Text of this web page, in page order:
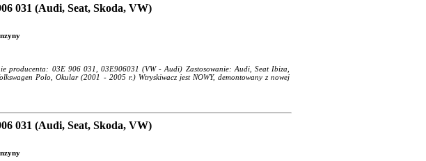
031 (Audi, Seat, Skoda, VW)
producenta: 03E 906 031, 03E906031 (VW - Audi) Zastosowanie: Audi, Seat Ibiza,
Polo, Okular (2001 - 2005 r.) Wtryskiwacz jest NOWY, demontowany z nowej
031 (Audi, Seat, Skoda, VW)